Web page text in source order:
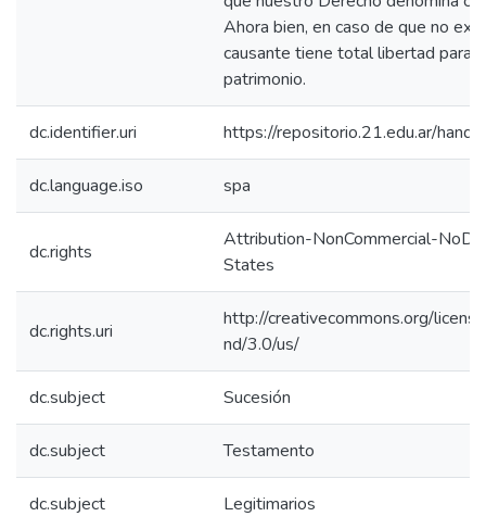
Ahora bien, en caso de que no
causante tiene total libertad para
patrimonio.
dc.identifier.uri https://repositorio.21.edu.ar/
dc.language.iso spa
dc.rights
Attribution-NonCommercial-
States
dc.rights.uri
http://creativecommons.org/
nd/3.0/us/
dc.subject Sucesión
dc.subject Testamento
dc.subject Legitimarios